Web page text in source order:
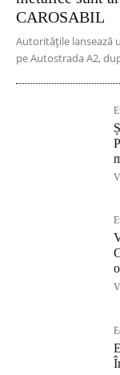
CAROSABIL
Autoritățile lansează
pe Autostrada A2,